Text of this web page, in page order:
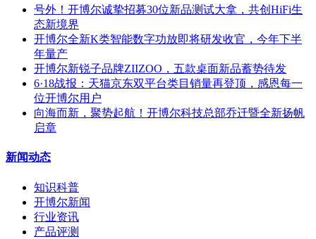
号外！开博尔诚挚招募30位新品测试大拿，共创HiFi生
态新境界
开博尔全新K类智能数字功放即将研发收官，今年下半
年量产
开博尔新锐子品牌ZIIZOO，五款桌面新品蓄势待发
6·18战报：天猫京东双平台类目销量再登顶，感恩每一
位开博尔用户
向海而新，聚势起航！开博尔科技总部乔迁暨全新扬帆
启章
新闻动态
知识科普
开博尔新闻
行业资讯
产品评测